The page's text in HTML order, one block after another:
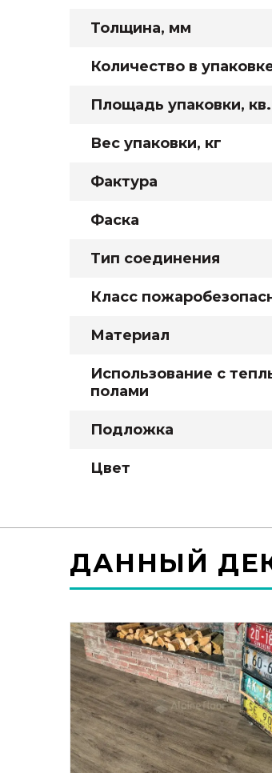
Толщина, мм
Количество в
Площадь упаковки,
Вес упаковки, кг
Фактура
Фаска
Тип соединения
Класс
Материал
Использование с
полами
Подложка
Цвет
ДАННЫЙ